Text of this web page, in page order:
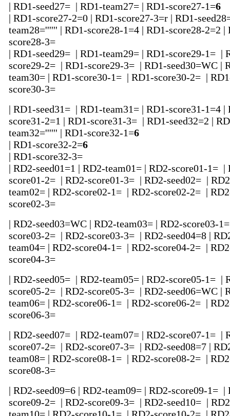
| RD1-seed27= | RD1-team27= | RD1-score27-1=6
| RD1-score27-2=0 | RD1-score27-3=r | RD1-
team28='''''' | RD1-score28-1=4 | RD1-score28-2=2 |
score28-3=
| RD1-seed29= | RD1-team29= | RD1-score29-1= |
score29-2= | RD1-score29-3= | RD1-seed30=WC |
team30= | RD1-score30-1= | RD1-score30-2= |
score30-3=
| RD1-seed31= | RD1-team31= | RD1-score31-1=4 |
score31-2=1 | RD1-score31-3= | RD1-seed32=2 |
team32='''''' | RD1-score32-1=6
| RD1-score32-2=6
| RD1-score32-3=
| RD2-seed01=1 | RD2-team01= | RD2-score01-1= |
score01-2= | RD2-score01-3= | RD2-seed02= |
team02= | RD2-score02-1= | RD2-score02-2= |
score02-3=
| RD2-seed03=WC | RD2-team03= | RD2-score03-
score03-2= | RD2-score03-3= | RD2-seed04=8 |
team04= | RD2-score04-1= | RD2-score04-2= |
score04-3=
| RD2-seed05= | RD2-team05= | RD2-score05-1= |
score05-2= | RD2-score05-3= | RD2-seed06=WC |
team06= | RD2-score06-1= | RD2-score06-2= |
score06-3=
| RD2-seed07= | RD2-team07= | RD2-score07-1= |
score07-2= | RD2-score07-3= | RD2-seed08=7 |
team08= | RD2-score08-1= | RD2-score08-2= |
score08-3=
| RD2-seed09=6 | RD2-team09= | RD2-score09-1= |
score09-2= | RD2-score09-3= | RD2-seed10= |